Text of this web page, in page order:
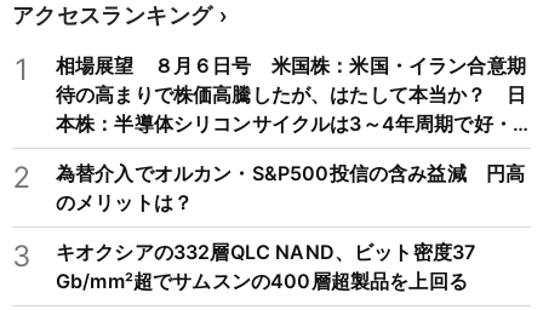
アクセスランキング
1
相場展望 ８月６日号 米国株：米国・イラン合意期
待の高まりで株価高騰したが、はたして本当か？ 日
本株：半導体シリコンサイクルは3～4年周期で好・
不況を繰り返すため注意
2
為替介入でオルカン・S&P500投信の含み益減 円高
のメリットは？
3
キオクシアの332層QLC NAND、ビット密度37
Gb/mm²超でサムスンの400層超製品を上回る